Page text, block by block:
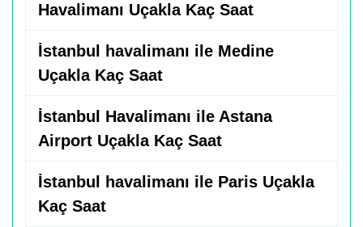
Havalimanı Uçakla Kaç Saat
İstanbul havalimanı ile Medine
Uçakla Kaç Saat
İstanbul Havalimanı ile Astana
Airport Uçakla Kaç Saat
İstanbul havalimanı ile Paris Uçakla
Kaç Saat